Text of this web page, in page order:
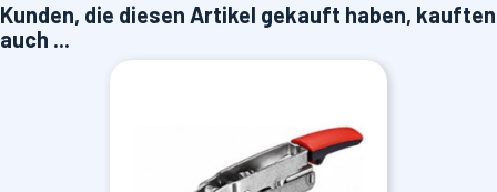
Kunden, die diesen Artikel gekauft haben, kauften
auch ...